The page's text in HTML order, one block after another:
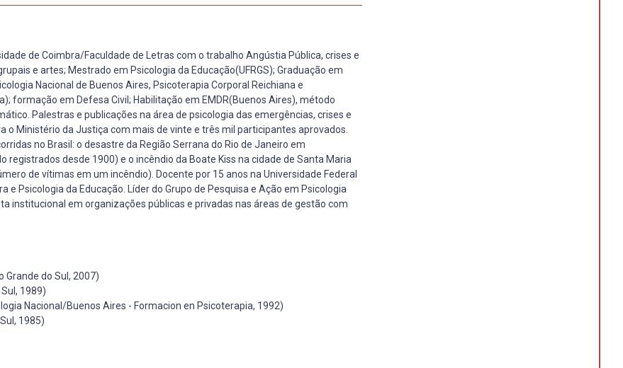
de Coimbra/Faculdade de Letras com o trabalho Angústia Pública, crises e
e artes; Mestrado em Psicologia da Educação(UFRGS); Graduação em
Nacional de Buenos Aires, Psicoterapia Corporal Reichiana e
formação em Defesa Civil; Habilitação em EMDR(Buenos Aires), método
Palestras e publicações na área de psicologia das emergências, crises e
o Ministério da Justiça com mais de vinte e três mil participantes aprovados.
no Brasil: o desastre da Região Serrana do Rio de Janeiro em
desde 1900) e o incêndio da Boate Kiss na cidade de Santa Maria
de vítimas em um incêndio). Docente por 15 anos na Universidade Federal
Psicologia da Educação. Líder do Grupo de Pesquisa e Ação em Psicologia
institucional em organizações públicas e privadas nas áreas de gestão com
Grande do Sul, 2007)
1989)
Nacional/Buenos Aires - Formacion en Psicoterapia, 1992)
1985)